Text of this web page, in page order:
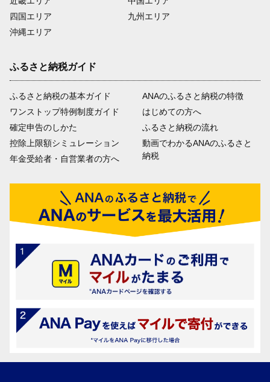
四国エリア
沖縄エリア
九州エリア
ふるさと納税ガイド
ふるさと納税の基本ガイド
ワンストップ特例制度ガイド
確定申告のしかた
控除上限額シミュレーション
年金受給者・自営業者の方へ
ANAのふるさと納税の特徴
はじめての方へ
ふるさと納税の流れ
動画でわかるANAのふるさと
納税